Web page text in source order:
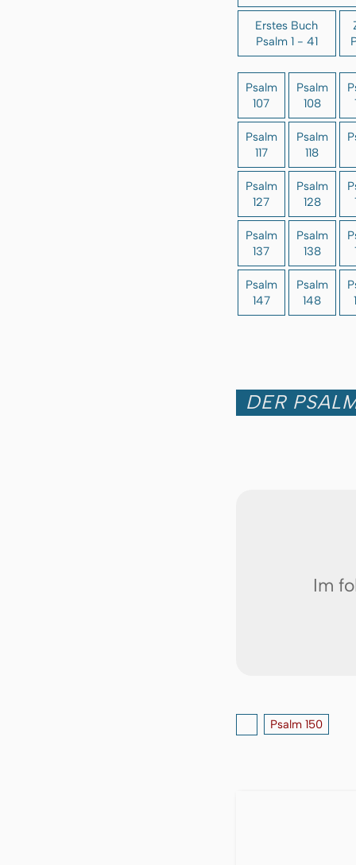
Erstes Buch
Psalm 1 - 41
Psalm
107
Psalm
108
Psalm
117
Psalm
118
Psalm
127
Psalm
128
Psalm
137
Psalm
138
Psalm
147
Psalm
148
DER
Im
Psalm 150